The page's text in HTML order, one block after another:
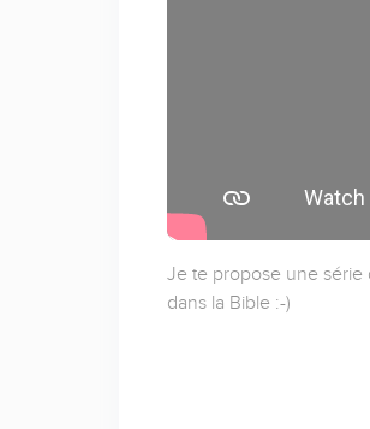
Je te propose une série
dans la Bible :-)